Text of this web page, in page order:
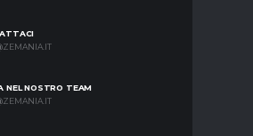
NEL NOSTRO TEAM